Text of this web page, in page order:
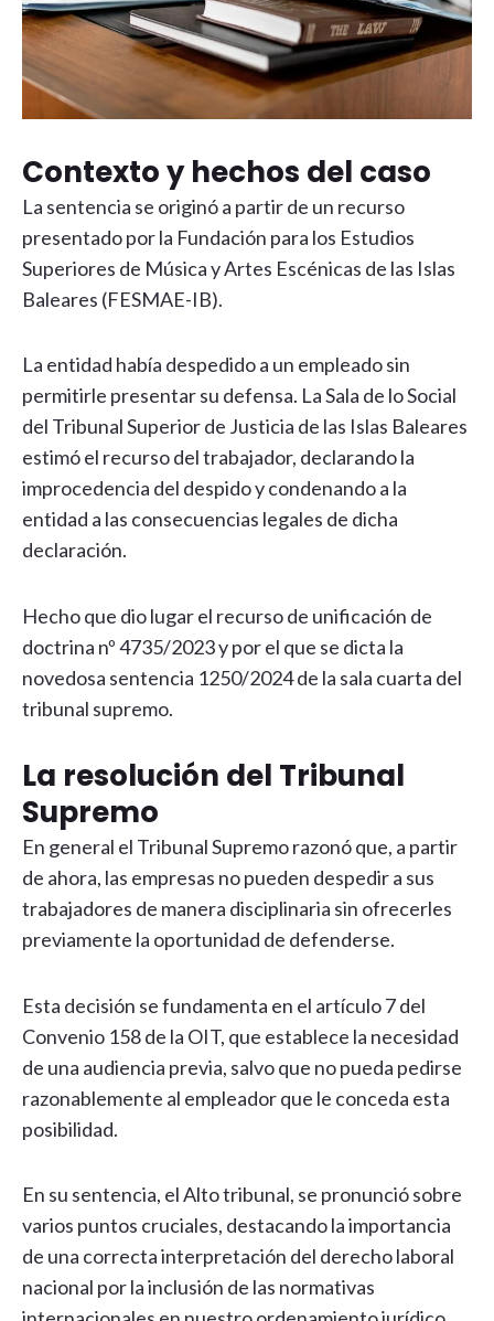
Contexto y hechos del caso
La sentencia se originó a partir de un recurso
presentado por la Fundación para los Estudios
Superiores de Música y Artes Escénicas de las Islas
Baleares (FESMAE-IB).
La entidad había despedido a un empleado sin
permitirle presentar su defensa. La Sala de lo Social
del Tribunal Superior de Justicia de las Islas Baleares
estimó el recurso del trabajador, declarando la
improcedencia del despido y condenando a la
entidad a las consecuencias legales de dicha
declaración.
Hecho que dio lugar el recurso de unificación de
doctrina nº 4735/2023 y por el que se dicta la
novedosa sentencia 1250/2024 de la sala cuarta del
tribunal supremo.
La resolución del Tribunal
Supremo
En general el Tribunal Supremo razonó que, a partir
de ahora, las empresas no pueden despedir a sus
trabajadores de manera disciplinaria sin ofrecerles
previamente la oportunidad de defenderse.
Esta decisión se fundamenta en el artículo 7 del
Convenio 158 de la OIT, que establece la necesidad
de una audiencia previa, salvo que no pueda pedirse
razonablemente al empleador que le conceda esta
posibilidad.
En su sentencia, el Alto tribunal, se pronunció sobre
varios puntos cruciales, destacando la importancia
de una correcta interpretación del derecho laboral
nacional por la inclusión de las normativas